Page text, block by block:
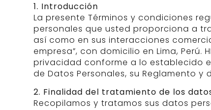
1. Introducción
La presente Términos y condiciones
personales que usted proporciona a
así como en sus interacciones
empresa”, con domicilio en Lima, Perú.
privacidad conforme a lo establecido
de Datos Personales, su Reglamento y
2. Finalidad del tratamiento de los
Recopilamos y tratamos sus datos